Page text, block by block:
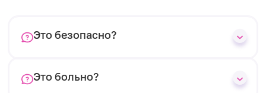
Это безопасно?
Это больно?